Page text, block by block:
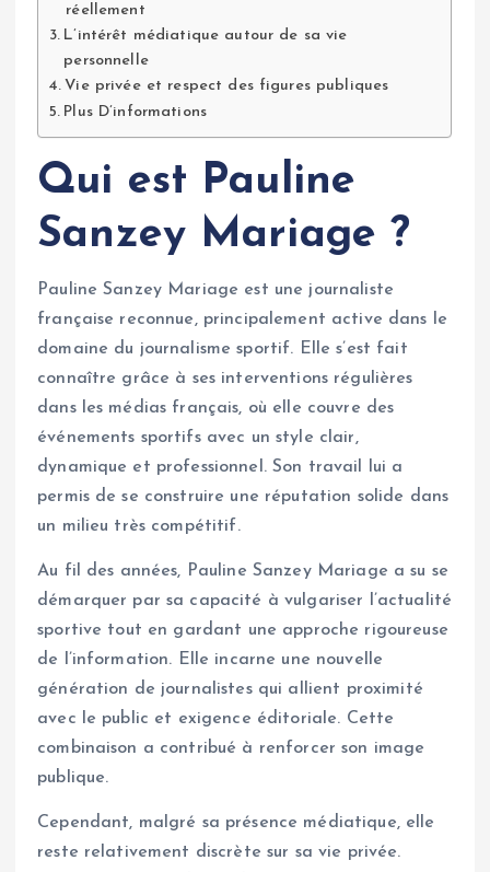
réellement
L’intérêt médiatique autour de sa vie
personnelle
Vie privée et respect des figures publiques
Plus D’informations
Qui est Pauline
Sanzey Mariage ?
Pauline Sanzey Mariage est une journaliste
française reconnue, principalement active dans le
domaine du journalisme sportif. Elle s’est fait
connaître grâce à ses interventions régulières
dans les médias français, où elle couvre des
événements sportifs avec un style clair,
dynamique et professionnel. Son travail lui a
permis de se construire une réputation solide dans
un milieu très compétitif.
Au fil des années, Pauline Sanzey Mariage a su se
démarquer par sa capacité à vulgariser l’actualité
sportive tout en gardant une approche rigoureuse
de l’information. Elle incarne une nouvelle
génération de journalistes qui allient proximité
avec le public et exigence éditoriale. Cette
combinaison a contribué à renforcer son image
publique.
Cependant, malgré sa présence médiatique, elle
reste relativement discrète sur sa vie privée.